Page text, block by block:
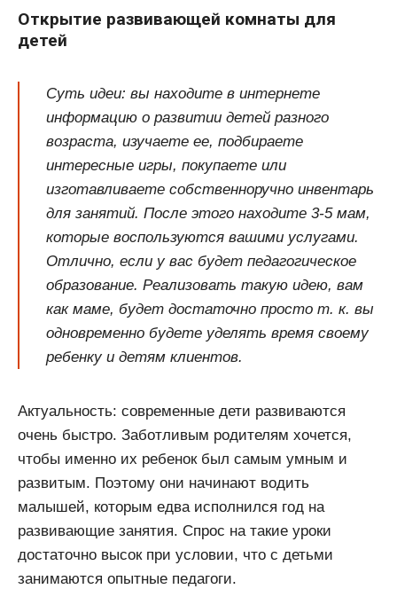
Открытие развивающей комнаты для
детей
Суть идеи: вы находите в интернете
информацию о развитии детей разного
возраста, изучаете ее, подбираете
интересные игры, покупаете или
изготавливаете собственноручно инвентарь
для занятий. После этого находите 3-5 мам,
которые воспользуются вашими услугами.
Отлично, если у вас будет педагогическое
образование. Реализовать такую идею, вам
как маме, будет достаточно просто т. к. вы
одновременно будете уделять время своему
ребенку и детям клиентов.
Актуальность: современные дети развиваются
очень быстро. Заботливым родителям хочется,
чтобы именно их ребенок был самым умным и
развитым. Поэтому они начинают водить
малышей, которым едва исполнился год на
развивающие занятия. Спрос на такие уроки
достаточно высок при условии, что с детьми
занимаются опытные педагоги.